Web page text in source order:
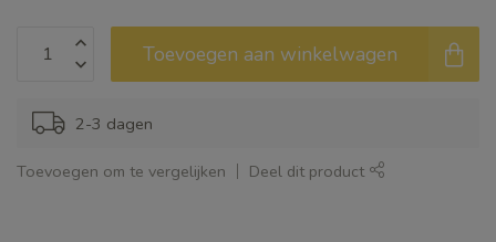
Toevoegen aan winkelwagen
2-3 dagen
Toevoegen om te vergelijken Deel dit product